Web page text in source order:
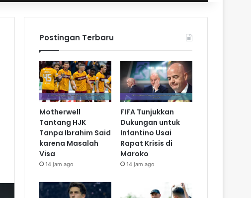
Postingan Terbaru
Motherwell
Tantang HJK
Tanpa Ibrahim Said
karena Masalah
Visa
14 jam ago
FIFA Tunjukkan
Dukungan untuk
Infantino Usai
Rapat Krisis di
Maroko
14 jam ago